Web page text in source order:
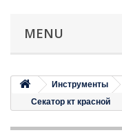
MENU
Инструменты
Секатор кт красной